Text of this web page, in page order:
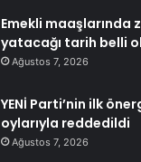
Emekli maaşlarında
yatacağı tarih belli
Ağustos 7, 2026
YENİ Parti’nin ilk
oylarıyla reddedildi
Ağustos 7, 2026